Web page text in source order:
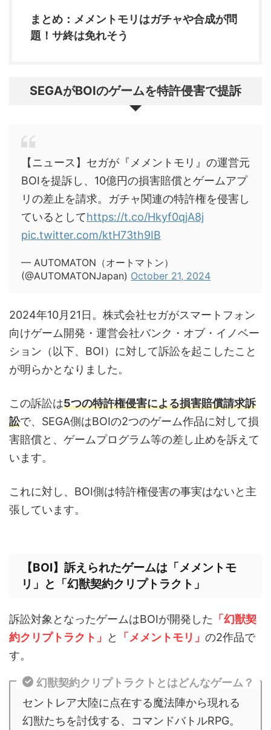
まとめ：メメントモリはガチャや合成が問
題！サ終は免れそう
SEGAがBOIのゲームを特許侵害で提訴
【ニュース】セガが『メメントモリ』の運営元
BOIを提訴し、10億円の損害賠償とゲームアプ
リの差止を請求。ガチャ関連の特許権を侵害し
ているとしてhttps://t.co/Hkyf0qjA8j
pic.twitter.com/ktH73th9IB
— AUTOMATON（オートマトン）
(@AUTOMATONJapan) October 21, 2024
2024年10月21日。株式会社セガがスマートフォン
向けゲーム開発・運営会社バンク・オブ・イノベー
ション（以下、BOI）に対して訴訟を起こしたこと
が明らかとなりました。
この訴訟は5つの特許権侵害による損害賠償請求訴
訟で、SEGA側はBOIの2つのゲーム作品に対して損
害賠償と、ゲームプログラム等の差し止めを訴えて
います。
これに対し、BOI側は特許権侵害の事実はないと主
張しています。
【BOI】訴えられたゲームは「メメントモ
リ」と「幻獣契約クリプトラクト」
訴訟対象となったゲームはBOIが開発した 「幻獣契
約クリプトラクト」
と 「メメントモリ」 の2作品で
す。
幻獣契約クリプトラクトとはどんなゲーム？
セントレア大陸に点在する魔法陣から現れる
幻獣たちを討伐する、コマンドバトルRPG。